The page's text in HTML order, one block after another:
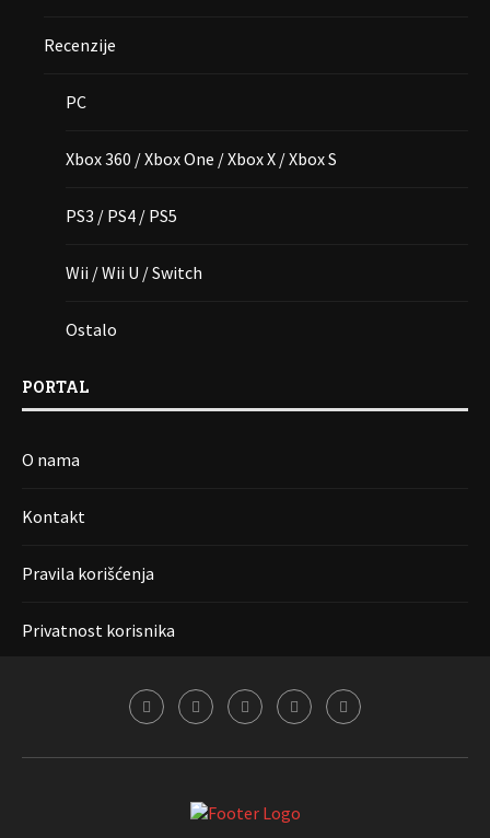
Recenzije
PC
Xbox 360 / Xbox One / Xbox X / Xbox S
PS3 / PS4 / PS5
Wii / Wii U / Switch
Ostalo
PORTAL
O nama
Kontakt
Pravila korišćenja
Privatnost korisnika